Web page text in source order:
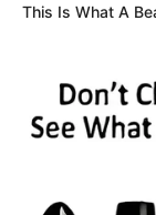
This Is What A